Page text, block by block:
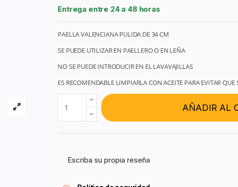
Entrega entre 24 a 48 horas
PAELLA VALENCIANA PULIDA DE 34 CM
SE PUEDE UTILIZAR EN PAELLERO O EN LEÑA
NO SE PUEDE INTRODUCIR EN EL LAVAVAJILLAS
ES RECOMENDABLE LIMPIARLA CON ACEITE PARA EVITAR QUE
AÑADIR AL
Escriba su propia reseña